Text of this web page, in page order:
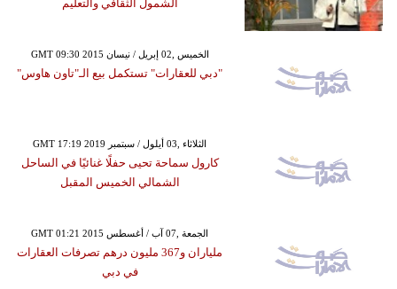
الشمول الثقافي والتعليم
GMT 09:30 2015 الخميس ,02 إبريل / نيسان
"دبي للعقارات" تستكمل بيع الـ"تاون هاوس"
GMT 17:19 2019 الثلاثاء ,03 أيلول / سبتمبر
كارول سماحة تحيى حفلًا غنائيًا في الساحل
الشمالي الخميس المقبل
GMT 01:21 2015 الجمعة ,07 آب / أغسطس
ملياران و367 مليون درهم تصرفات العقارات
في دبي